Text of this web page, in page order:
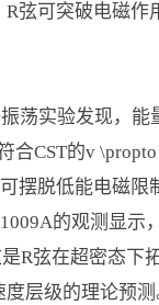
弦可突破电磁作
荡实验发现，能
合CST的v
摆脱低能电磁限
的观测显示
R弦在超密态下
层级的理论预测